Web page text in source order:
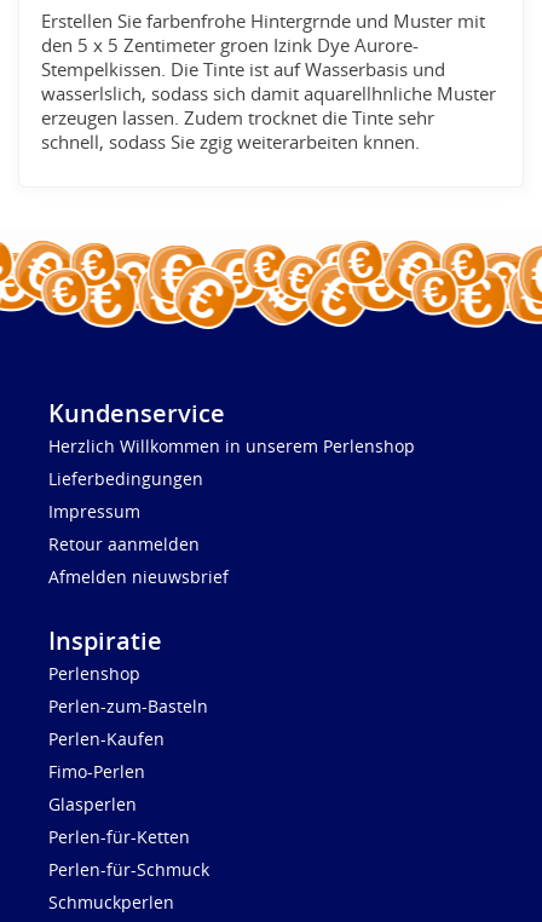
Erstellen Sie farbenfrohe Hintergrnde und Muster mit
den 5 x 5 Zentimeter groen Izink Dye Aurore-
Stempelkissen. Die Tinte ist auf Wasserbasis und
wasserlslich, sodass sich damit aquarellhnliche Muster
erzeugen lassen. Zudem trocknet die Tinte sehr
schnell, sodass Sie zgig weiterarbeiten knnen.
Kundenservice
Herzlich Willkommen in unserem Perlenshop
Lieferbedingungen
Impressum
Retour aanmelden
Afmelden nieuwsbrief
Inspiratie
Perlenshop
Perlen-zum-Basteln
Perlen-Kaufen
Fimo-Perlen
Glasperlen
Perlen-für-Ketten
Perlen-für-Schmuck
Schmuckperlen